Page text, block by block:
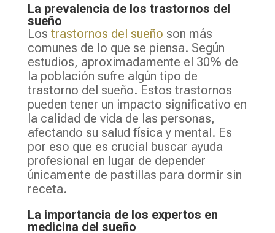
La prevalencia de los trastornos del
sueño
Los trastornos del sueño son más
comunes de lo que se piensa. Según
estudios, aproximadamente el 30% de
la población sufre algún tipo de
trastorno del sueño. Estos trastornos
pueden tener un impacto significativo en
la calidad de vida de las personas,
afectando su salud física y mental. Es
por eso que es crucial buscar ayuda
profesional en lugar de depender
únicamente de pastillas para dormir sin
receta.
La importancia de los expertos en
medicina del sueño